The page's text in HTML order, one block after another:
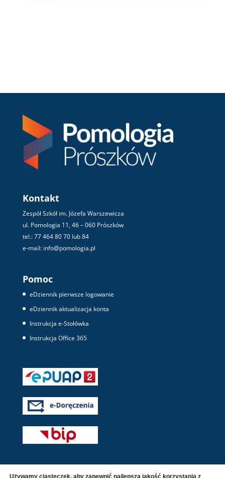
Kontakt
Zespół Szkół im. Józefa Warszewicza
ul. Pomologia 11, 46 – 060 Prószków
tel.: 77 464 80 70 lub 84
e-mail: info@pomologia.pl
Pomoc
eDziennik pierwsze logowanie
eDziennik aktualizacja konta
Instrukcja e-Stołówka
Instrukcja Office 365
Używamy ciasteczek, aby zapewnić najlepszą jakość korzystania z